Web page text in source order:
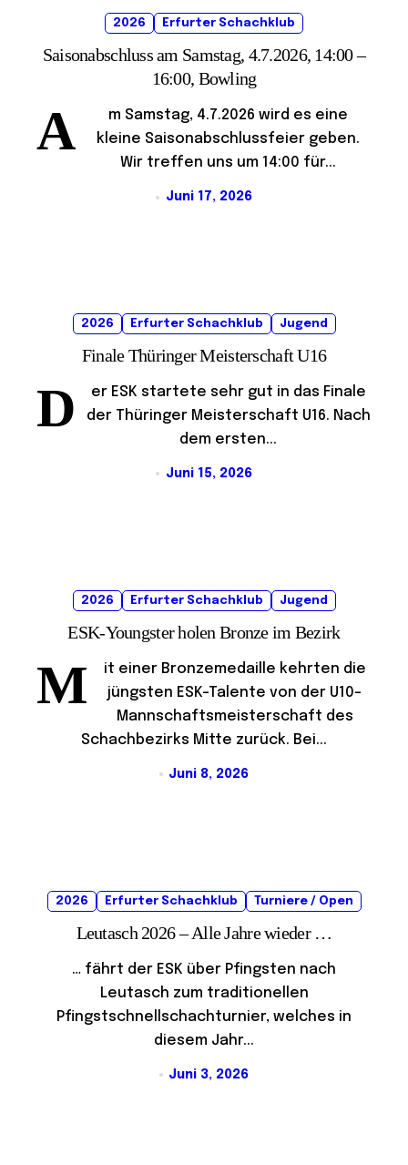
2026 Erfurter Schachklub
Saisonabschluss am Samstag, 4.7.2026, 14:00 –
16:00, Bowling
A
m Samstag, 4.7.2026 wird es eine
kleine Saisonabschlussfeier geben.
Wir treffen uns um 14:00 für...
Juni 17, 2026
2026 Erfurter Schachklub Jugend
Finale Thüringer Meisterschaft U16
D
er ESK startete sehr gut in das Finale
der Thüringer Meisterschaft U16. Nach
dem ersten...
Juni 15, 2026
2026 Erfurter Schachklub Jugend
ESK-Youngster holen Bronze im Bezirk
M
it einer Bronzemedaille kehrten die
jüngsten ESK-Talente von der U10-
Mannschaftsmeisterschaft des
Schachbezirks Mitte zurück. Bei...
Juni 8, 2026
2026 Erfurter Schachklub Turniere / Open
Leutasch 2026 – Alle Jahre wieder …
… fährt der ESK über Pfingsten nach
Leutasch zum traditionellen
Pfingstschnellschachturnier, welches in
diesem Jahr...
Juni 3, 2026